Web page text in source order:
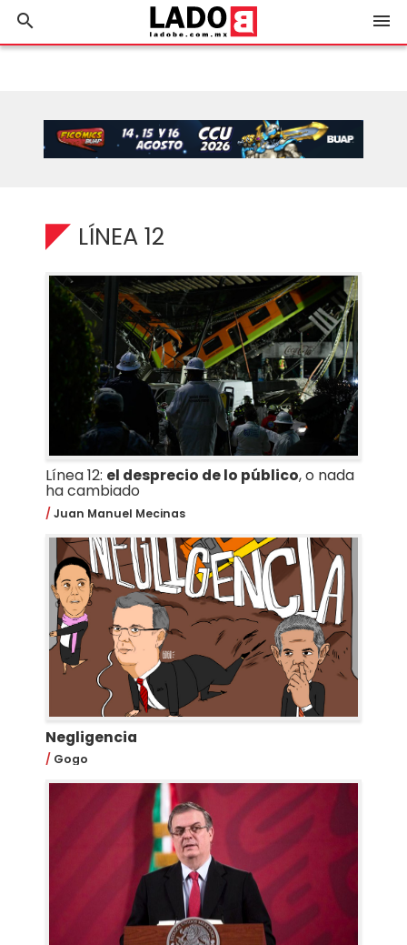
search menu
LÍNEA 12
Línea 12: el desprecio de lo público, o nada
ha cambiado
Juan Manuel Mecinas
Negligencia
Gogo